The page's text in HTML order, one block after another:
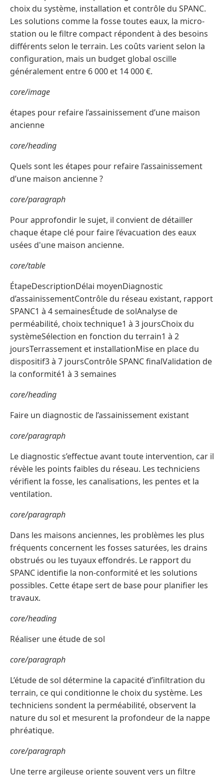
choix du système, installation et contrôle du SPANC.
Les solutions comme la fosse toutes eaux, la micro-
station ou le filtre compact répondent à des besoins
différents selon le terrain. Les coûts varient selon la
configuration, mais un budget global oscille
généralement entre 6 000 et 14 000 €.
core/image
étapes pour refaire l’assainissement d’une maison
ancienne
core/heading
Quels sont les étapes pour refaire l’assainissement
d’une maison ancienne ?
core/paragraph
Pour approfondir le sujet, il convient de détailler
chaque étape clé pour faire l’évacuation des eaux
usées d'une maison ancienne.
core/table
ÉtapeDescriptionDélai moyenDiagnostic
d’assainissementContrôle du réseau existant, rapport
SPANC1 à 4 semainesÉtude de solAnalyse de
perméabilité, choix technique1 à 3 joursChoix du
systèmeSélection en fonction du terrain1 à 2
joursTerrassement et installationMise en place du
dispositif3 à 7 joursContrôle SPANC finalValidation de
la conformité1 à 3 semaines
core/heading
Faire un diagnostic de l’assainissement existant
core/paragraph
Le diagnostic s’effectue avant toute intervention, car il
révèle les points faibles du réseau. Les techniciens
vérifient la fosse, les canalisations, les pentes et la
ventilation.
core/paragraph
Dans les maisons anciennes, les problèmes les plus
fréquents concernent les fosses saturées, les drains
obstrués ou les tuyaux effondrés. Le rapport du
SPANC identifie la non-conformité et les solutions
possibles. Cette étape sert de base pour planifier les
travaux.
core/heading
Réaliser une étude de sol
core/paragraph
L’étude de sol détermine la capacité d’infiltration du
terrain, ce qui conditionne le choix du système. Les
techniciens sondent la perméabilité, observent la
nature du sol et mesurent la profondeur de la nappe
phréatique.
core/paragraph
Une terre argileuse oriente souvent vers un filtre